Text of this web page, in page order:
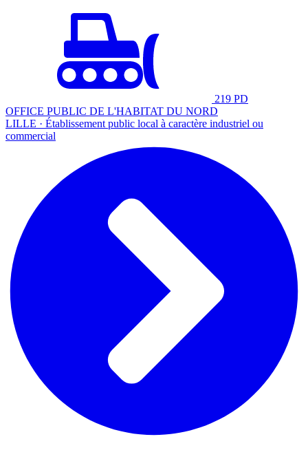
219 PD
OFFICE PUBLIC DE L'HABITAT DU NORD
LILLE · Établissement public local à caractère industriel ou
commercial